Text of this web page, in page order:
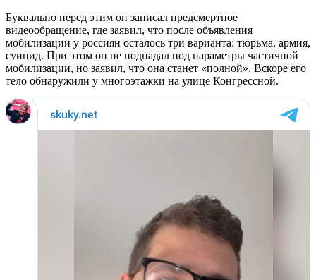
Буквально перед этим он записал предсмертное
видеообращение, где заявил, что после объявления
мобилизации у россиян осталось три варианта: тюрьма, армия,
суицид. При этом он не подпадал под параметры частичной
мобилизации, но заявил, что она станет «полной». Вскоре его
тело обнаружили у многоэтажки на улице Конгрессной.